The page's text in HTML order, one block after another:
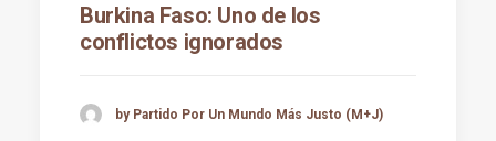
Burkina Faso: Uno de los
conflictos ignorados
by Partido Por Un Mundo Más Justo (M+J)